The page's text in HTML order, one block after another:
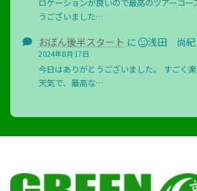
ロケーションが良いので最高のツアーコー
うございました…
おぼん後半スタート に 浅田 尚紀
2024年8月17日
今日はありがとうございました。 すごく
天気で、最高な…